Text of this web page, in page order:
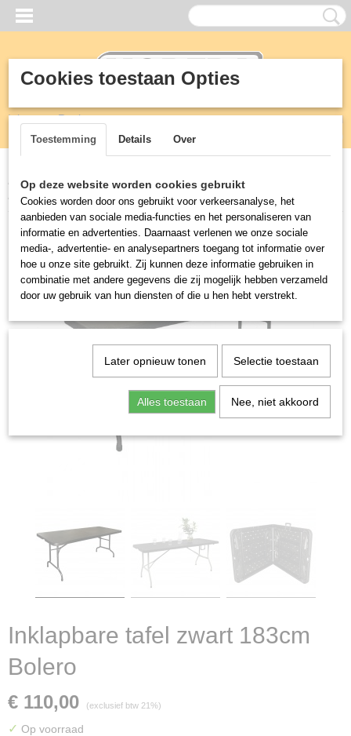
Inloggen Registreren
(0)
Home >Meubilair> Inklapbaar >Inklapbare tafel zwart 183cm
Bolero
Inklapbare tafel zwart 183cm
Bolero
€ 110,00 (exclusief btw 21%)
✓ Op voorraad
Cookies toestaan Opties
Toestemming Details Over
Op deze website worden cookies gebruikt
Cookies worden door ons gebruikt voor verkeersanalyse, het
aanbieden van sociale media-functies en het personaliseren van
informatie en advertenties. Daarnaast verlenen we onze sociale
media-, advertentie- en analysepartners toegang tot informatie over
hoe u onze site gebruikt. Zij kunnen deze informatie gebruiken in
combinatie met andere gegevens die zij mogelijk hebben verzameld
door uw gebruik van hun diensten of die u hen hebt verstrekt.
Later opnieuw tonen Selectie toestaan
Alles toestaan Nee, niet akkoord